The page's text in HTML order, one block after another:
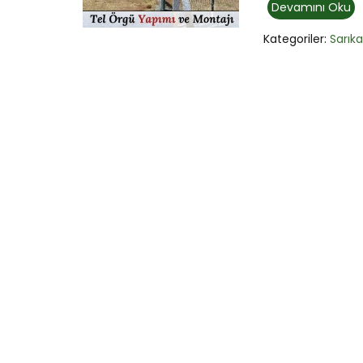
Devamını Oku
Kategoriler: